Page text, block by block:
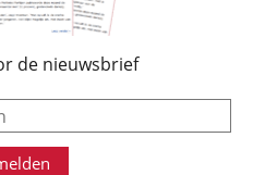
de nieuwsbrief
e-mail